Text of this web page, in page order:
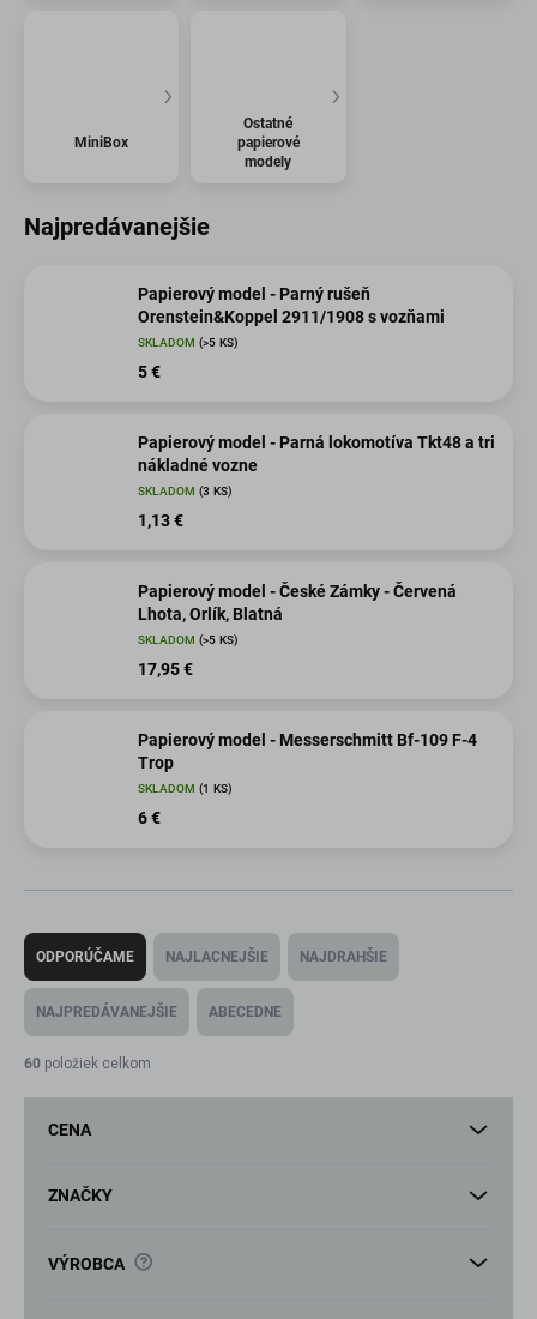
MiniBox
Ostatné
papierové
modely
Najpredávanejšie
Papierový model - Parný rušeň
Orenstein&Koppel 2911/1908 s vozňami
SKLADOM (>5 KS)
5 €
Papierový model - Parná lokomotíva Tkt48 a tri
nákladné vozne
SKLADOM (3 KS)
1,13 €
Papierový model - České Zámky - Červená
Lhota, Orlík, Blatná
SKLADOM (>5 KS)
17,95 €
Papierový model - Messerschmitt Bf-109 F-4
Trop
SKLADOM (1 KS)
6 €
R
d
n
i
ODPORÚČAME NAJLACNEJŠIE NAJDRAHŠIE
NAJPREDÁVANEJŠIE ABECEDNE
60 položiek celkom
CENA
ZNAČKY
VÝROBCA ?